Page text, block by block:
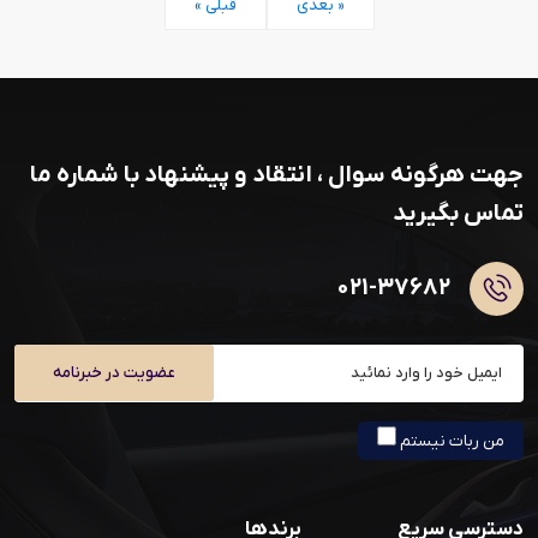
« قبلی بعدی »
جهت هرگونه سوال ، انتقاد و پیشنهاد با شماره ما
تماس بگیرید
۰۲۱-۳۷۶۸۲
عضویت در خبرنامه
من ربات نیستم
دسترسی سریع برندها